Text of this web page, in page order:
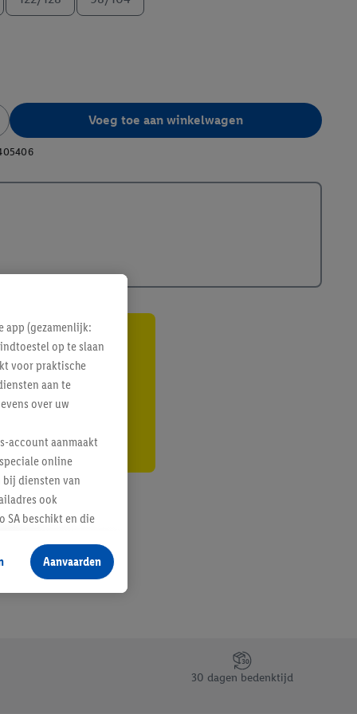
Voeg toe aan winkelwagen
30 dagen bedenktijd
app (gezamenlijk:
op te slaan
voor praktische
aan te
over uw
account aanmaakt
online
diensten van
ook
SA beschikt en die
producten waarin
voegen, maar het
als er met behulp
Door op
informatie,
Aanvaarden